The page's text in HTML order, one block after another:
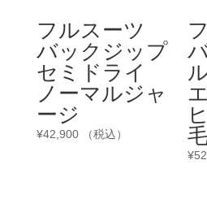
フルスーツ
バックジップ
セミドライ
ノーマルジャ
ージ
¥42,900 （税込）
¥